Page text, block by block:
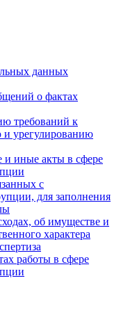
данных
о фактах
требований к
урегулированию
иные акты в сфере
с
для заполнения
об имуществе и
характера
работы в сфере